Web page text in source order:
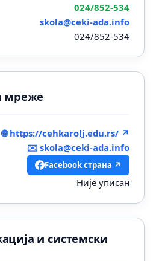
024/852-534
skola@ceki-ada.info
024/852-534
мреже
🌐 https://cehkarolj.edu.rs/ ↗
✉️ skola@ceki-ada.info
Facebook страна ↗
Није уписан
и системски